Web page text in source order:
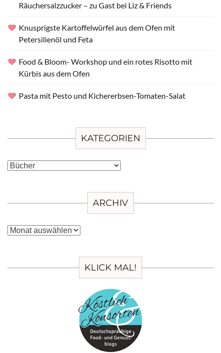
Räuchersalzzucker – zu Gast bei Liz & Friends
Knusprigste Kartoffelwürfel aus dem Ofen mit
Petersilienöl und Feta
Food & Bloom- Workshop und ein rotes Risotto mit
Kürbis aus dem Ofen
Pasta mit Pesto und Kichererbsen-Tomaten-Salat
KATEGORIEN
Kategorien
ARCHIV
Archiv
KLICK MAL!